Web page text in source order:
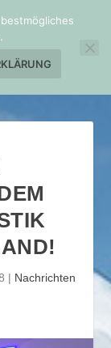
| Nachrichten